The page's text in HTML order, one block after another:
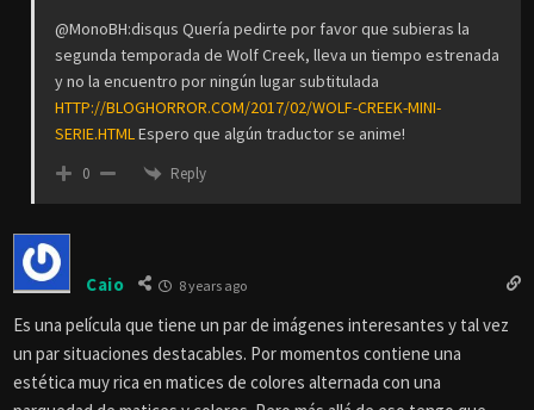
@MonoBH:disqus Quería pedirte por favor que subieras la
segunda temporada de Wolf Creek, lleva un tiempo estrenada
y no la encuentro por ningún lugar subtitulada
HTTP://BLOGHORROR.COM/2017/02/WOLF-CREEK-MINI-
SERIE.HTML Espero que algún traductor se anime!
0 Reply
Caio 8 years ago
Es una película que tiene un par de imágenes interesantes y tal vez
un par situaciones destacables. Por momentos contiene una
estética muy rica en matices de colores alternada con una